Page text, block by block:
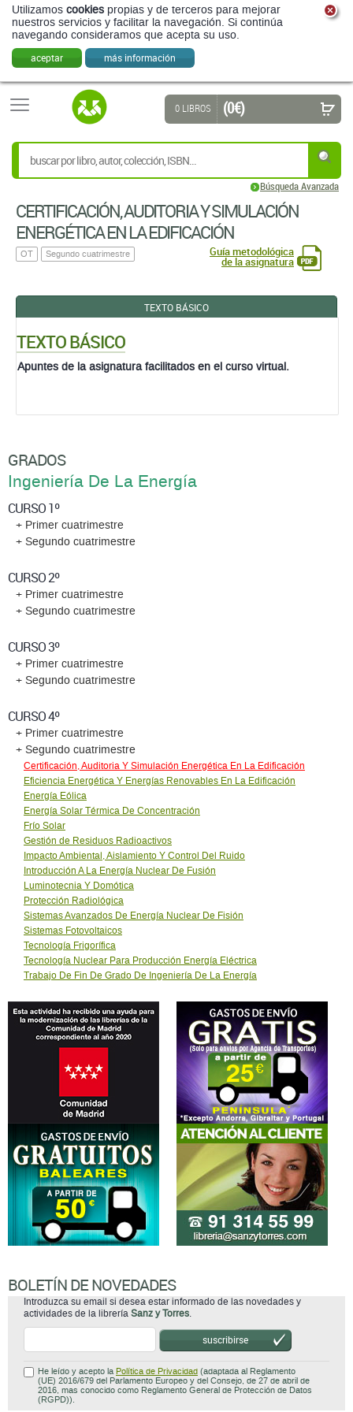
Utilizamos cookies propias y de terceros para mejorar
nuestros servicios y facilitar la navegación. Si continúa
navegando consideramos que acepta su uso.
aceptar más información
Búsqueda Avanzada
0 LIBROS (0 €)
CERTIFICACIÓN, AUDITORIA Y SIMULACIÓN
ENERGÉTICA EN LA EDIFICACIÓN
OT Segundo cuatrimestre Guía metodológica
de la asignatura
TEXTO BÁSICO
TEXTO BÁSICO
Apuntes de la asignatura facilitados en el curso virtual.
GRADOS
Ingeniería De La Energía
CURSO 1º
+ Primer cuatrimestre
+ Segundo cuatrimestre
CURSO 2º
+ Primer cuatrimestre
+ Segundo cuatrimestre
CURSO 3º
+ Primer cuatrimestre
+ Segundo cuatrimestre
CURSO 4º
+ Primer cuatrimestre
+ Segundo cuatrimestre
Certificación, Auditoria Y Simulación Energética En La Edificación
Eficiencia Energética Y Energías Renovables En La Edificación
Energía Eólica
Energía Solar Térmica De Concentración
Frío Solar
Gestión de Residuos Radioactivos
Impacto Ambiental, Aislamiento Y Control Del Ruido
Introducción A La Energía Nuclear De Fusión
Luminotecnia Y Domótica
Protección Radiológica
Sistemas Avanzados De Energía Nuclear De Fisión
Sistemas Fotovoltaicos
Tecnología Frigorífica
Tecnología Nuclear Para Producción Energía Eléctrica
Trabajo De Fin De Grado De Ingeniería De La Energía
BOLETÍN DE NOVEDADES
Introduzca su email si desea estar informado de las novedades y
actividades de la librería Sanz y Torres.
suscribirse
He leído y acepto la Política de Privacidad (adaptada al Reglamento
(UE) 2016/679 del Parlamento Europeo y del Consejo, de 27 de abril de
2016, mas conocido como Reglamento General de Protección de Datos
(RGPD)).